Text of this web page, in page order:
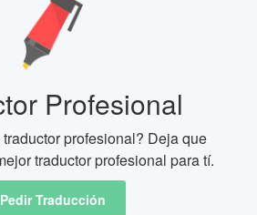
Profesional
profesional? Deja que
traductor profesional para tí.
Pedir Traducción